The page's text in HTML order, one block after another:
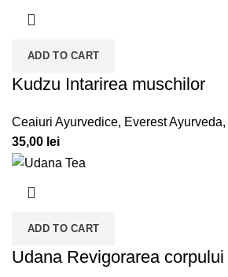
ADD TO CART
Kudzu Intarirea muschilor
Ceaiuri Ayurvedice, Everest Ayurveda,
35,00 lei
ADD TO CART
Udana Revigorarea corpului